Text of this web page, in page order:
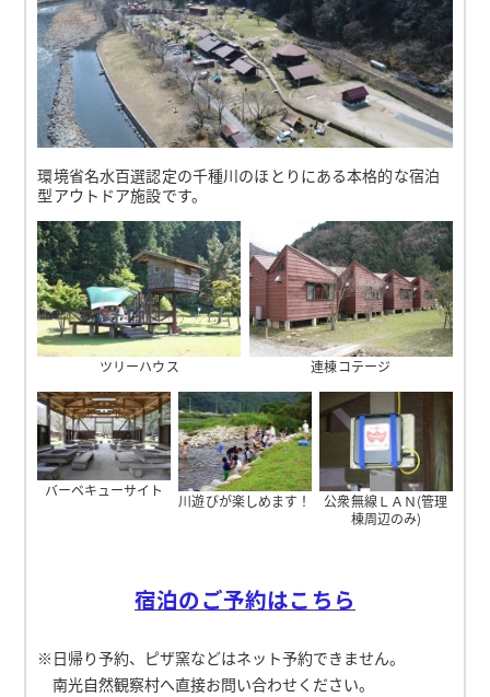
環境省名水百選認定の千種川のほとりにある本格的な宿泊
型アウトドア施設です。
ツリーハウス 連棟コテージ
バーベキューサイト
川遊びが楽しめます！
公衆無線ＬＡＮ(管理
棟周辺のみ)
宿泊のご予約はこちら
※日帰り予約、ピザ窯などはネット予約できません。
南光自然観察村へ直接お問い合わせください。